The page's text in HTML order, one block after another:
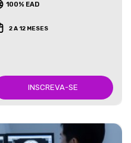
100% EAD
2 A 12 MESES
INSCREVA-SE